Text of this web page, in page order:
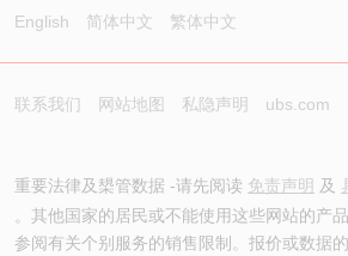
English 简体中文 繁体中文
联系我们 网站地图 私隐声明 ubs.com
重要法律及槼管数据 -请先阅读 免责声明 及
。其他国家的居民或不能使用这些网站的产
参阅有关个别服务的销售限制。报价或数据